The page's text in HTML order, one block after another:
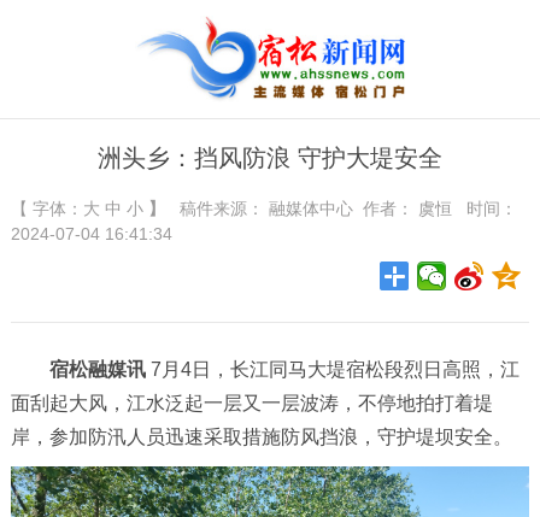
洲头乡：挡风防浪 守护大堤安全
【 字体： 大 中 小】 稿件来源： 融媒体中心作者： 虞恒 时间：
2024-07-04 16:41:34
宿松融媒讯 7月4日，长江同马大堤宿松段烈日高照，江
面刮起大风，江水泛起一层又一层波涛，不停地拍打着堤
岸，参加防汛人员迅速采取措施防风挡浪，守护堤坝安全。